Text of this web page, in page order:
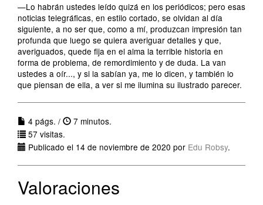
—Lo habrán ustedes leído quizá en los periódicos; pero esas
noticias telegráficas, en estilo cortado, se olvidan al día
siguiente, a no ser que, como a mí, produzcan impresión tan
profunda que luego se quiera averiguar detalles y que,
averiguados, quede fija en el alma la terrible historia en
forma de problema, de remordimiento y de duda. La van
ustedes a oír..., y si la sabían ya, me lo dicen, y también lo
que piensan de ella, a ver si me ilumina su ilustrado parecer.
4 págs. /
7 minutos.
57 visitas.
Publicado el 14 de noviembre de 2020 por Edu Robsy.
Valoraciones